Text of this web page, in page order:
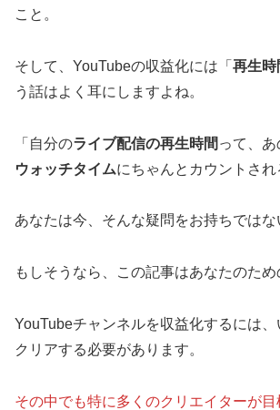
こと。
そして、YouTubeの収益化には「 再生時
う話はよく耳にしますよね。
「自分のライブ配信の再生時間 って、
ウォッチタイムにちゃんとカウントさ
あなたは今、そんな疑問をお持ちではな
もしそうなら、この記事はあなたのため
YouTubeチャンネルを収益化するには
クリアする必要があります。
その中でも特に多くのクリエイターが